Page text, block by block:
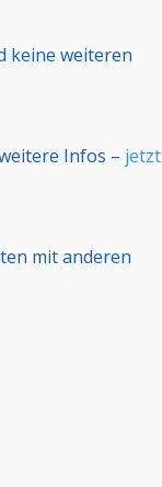
keine weiteren
Infos – jetzt
mit anderen